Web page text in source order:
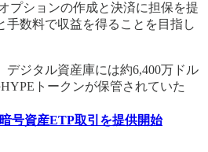
プションの作成と決済に担保を提
手数料で収益を得ることを目指し
デジタル資産庫には約6,400万ドル
トークンが保管されていた
号資産ETP取引を提供開始